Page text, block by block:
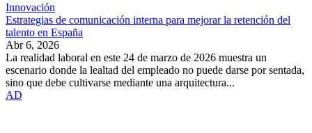
Innovación
Estrategias de comunicación interna para mejorar la retención del
talento en España
Abr 6, 2026
La realidad laboral en este 24 de marzo de 2026 muestra un
escenario donde la lealtad del empleado no puede darse por sentada,
sino que debe cultivarse mediante una arquitectura...
AD